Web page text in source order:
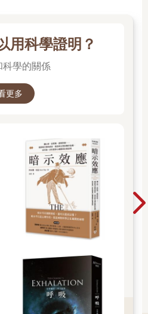
用科學證明？
科學的關係
更多